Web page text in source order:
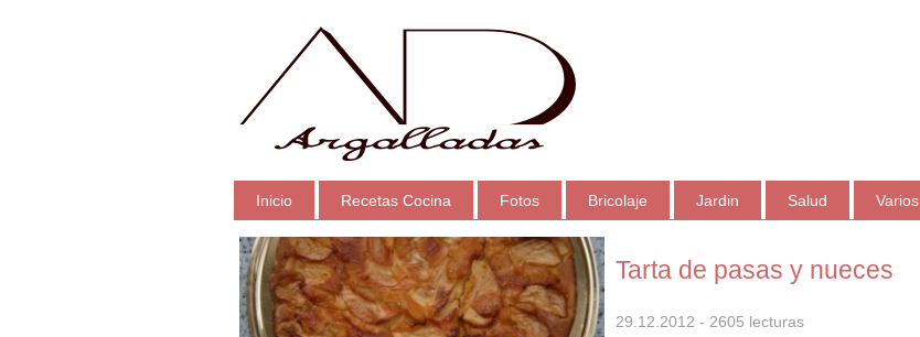
Inicio Recetas Cocina Fotos Bricolaje Jardin Salud Varios
Tarta de pasas y nueces
29.12.2012 - 2605 lecturas